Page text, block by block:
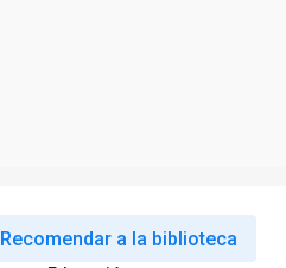
Recomendar a la biblioteca